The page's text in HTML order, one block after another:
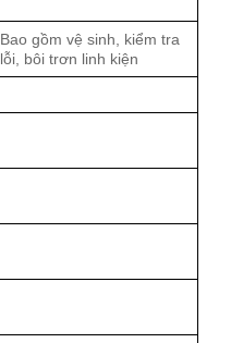
Bao gồm vệ sinh, kiểm tra
lỗi, bôi trơn linh kiện